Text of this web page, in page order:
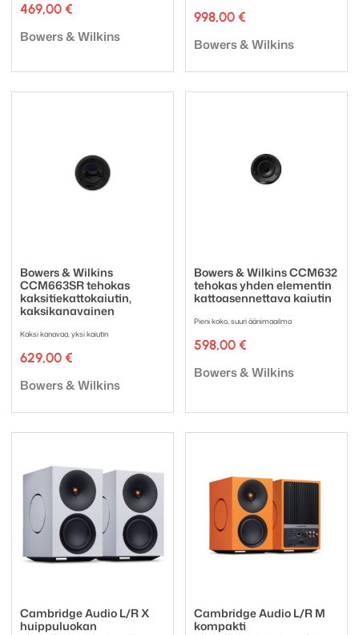
469,00 €
Tuotemerkki:
Bowers & Wilkins
998,00 €
Tuotemerkki:
Bowers & Wilkins
Bowers & Wilkins
CCM663SR tehokas
kaksitiekattokaiutin,
kaksikanavainen
Kaksi kanavaa, yksi kaiutin
629,00 €
Tuotemerkki:
Bowers & Wilkins
Bowers & Wilkins CCM632
tehokas yhden elementin
kattoasennettava kaiutin
Pieni koko, suuri äänimaailma
598,00 €
Tuotemerkki:
Bowers & Wilkins
Cambridge Audio L/R X
huippuluokan
Cambridge Audio L/R M
kompakti